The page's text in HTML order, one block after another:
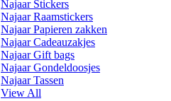
Najaar Stickers
Najaar Raamstickers
Najaar Papieren zakken
Najaar Cadeauzakjes
Najaar Gift bags
Najaar Gondeldoosjes
Najaar Tassen
View All